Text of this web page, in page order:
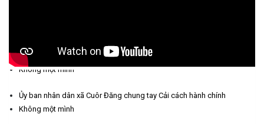
thiếu nhi trên địa bàn xã năm 2026
(14/05/2026)
Chương trình kỷ niệm 85 năm ngày thành lập Đội TNTP Hồ Chí
Minh (15/05/1941 – 15/05/2026) và kỷ niệm 136 năm ngày
sinh Chủ tịch Hồ Chí Minh (19/05/1890 – 19/05/2026).
Ủy ban nhân dân xã Cuôr Đăng chung tay Cải cách hành chính
Không một mình
Ủy ban nhân dân xã Cuôr Đăng chung tay Cải cách hành chính
Không một mình